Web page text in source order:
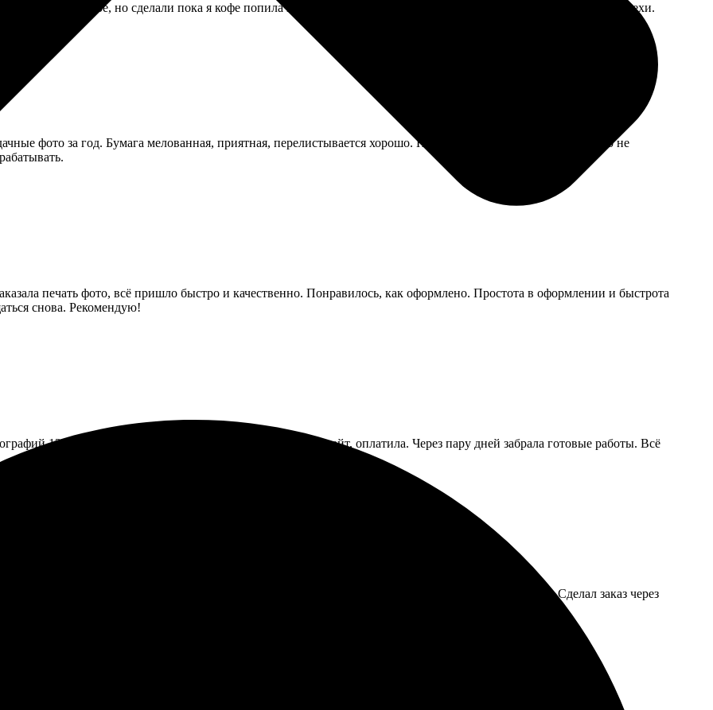
обычное, но сделали пока я кофе попила в кафе рядом. За скорость и правда можно простить мелкие огрехи.
фото за год. Бумага мелованная, приятная, перелистывается хорошо. Но дырочка для гвоздика почему-то не
печать фото, всё пришло быстро и качественно. Понравилось, как оформлено. Простота в оформлении и быстрота
снова. Рекомендую!
13х18. Процесс прост: выбрала фото, загрузила на сайт, оплатила. Через пару дней забрала готовые работы. Всё
обработали. Качество оказалось на высоте, цвета яркие. Сервис оказался простым и понятным. Сделал заказ через
приемлемые цены. Буду заказывать снова.